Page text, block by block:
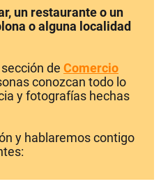
un restaurante o un
o alguna localidad
de Comercio
conozcan todo lo
y fotografías hechas
y hablaremos contigo